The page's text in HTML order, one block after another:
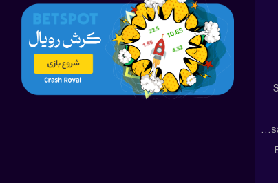
Dessau-Rosslauer HV 06